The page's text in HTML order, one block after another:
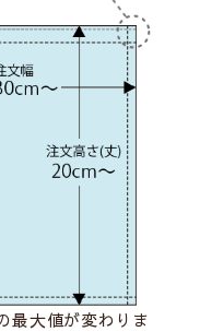
最大値が変わりま